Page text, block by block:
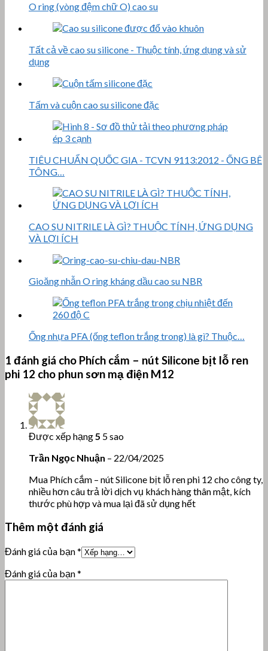
O ring (vòng đệm chữ O) cao su
Tất cả về cao su silicone - Thuộc tính, ứng dụng và sử
dụng
Tấm và cuộn cao su silicone đặc
TIÊU CHUẨN QUỐC GIA - TCVN 9113:2012 - ỐNG BÊ
TÔNG…
CAO SU NITRILE LÀ GÌ? THUỘC TÍNH, ỨNG DỤNG
VÀ LỢI ÍCH
Gioăng nhẫn O ring kháng dầu cao su NBR
Ống nhựa PFA (ống teflon trắng trong) là gì? Thuộc…
1 đánh giá cho Phích cắm – nút Silicone bịt lỗ ren
phi 12 cho phun sơn mạ điện M12
Được xếp hạng 5 5 sao
Trần Ngọc Nhuận – 22/04/2025
Mua Phích cắm – nút Silicone bịt lỗ ren phi 12 cho công ty,
nhiều hơn câu trả lời dịch vụ khách hàng thân mật, kích
thước phù hợp và mua lại đã sử dụng hết
Thêm một đánh giá
Đánh giá của bạn*
Đánh giá của bạn*